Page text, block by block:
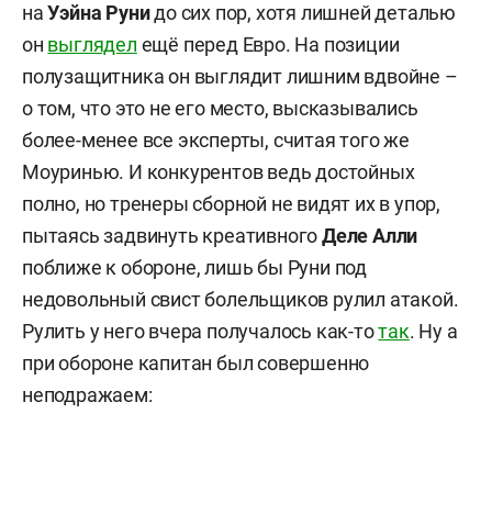
наУэйна Рунидо сих пор, хотя лишней деталью
он выглядел ещё перед Евро. На позиции
полузащитника он выглядит лишним вдвойне –
о том, что это не его место, высказывались
более-менее все эксперты, считая того же
Моуринью. И конкурентов ведь достойных
полно, но тренеры сборной не видят их в упор,
пытаясь задвинуть креативногоДеле Алли
поближе к обороне, лишь бы Руни под
недовольный свист болельщиков рулил атакой.
Рулить у него вчера получалось как-тотак. Ну а
при обороне капитан был совершенно
неподражаем: